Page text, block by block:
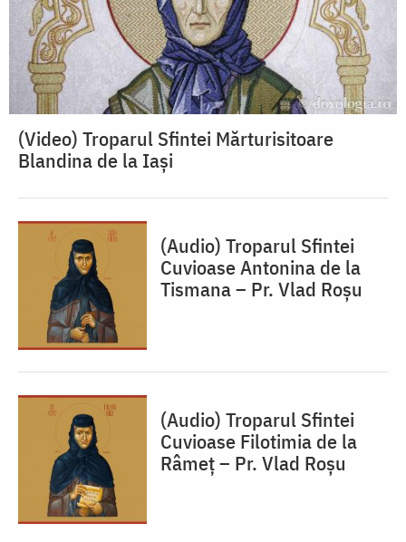
(Video) Troparul Sfintei Mărturisitoare
Blandina de la Iași
(Audio) Troparul Sfintei
Cuvioase Antonina de la
Tismana – Pr. Vlad Roșu
(Audio) Troparul Sfintei
Cuvioase Filotimia de la
Râmeț – Pr. Vlad Roșu